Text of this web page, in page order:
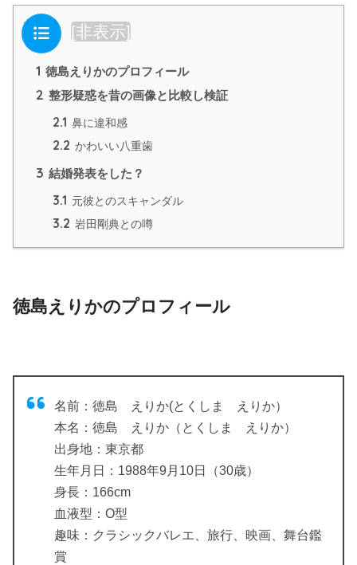
目次 [非表示]
1 徳島えりかのプロフィール
2 整形疑惑を昔の画像と比較し検証
2.1 鼻に違和感
2.2 かわいい八重歯
3 結婚発表をした？
3.1 元彼とのスキャンダル
3.2 岩田剛典との噂
徳島えりかのプロフィール
名前：徳島 えりか(とくしま えりか）
本名：徳島 えりか（とくしま えりか）
出身地：東京都
生年月日：1988年9月10日（30歳）
身長：166cm
血液型：O型
趣味：クラシックバレエ、旅行、映画、舞台鑑
賞